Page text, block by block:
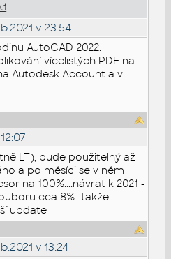
v 23:54
AutoCAD 2022.
vícelistých PDF na
Autodesk Account a v
LT), bude použitelný až
a po měsíci se v něm
na 100%....návrat k 2021 -
cca 8%...takže
update
v 13:24